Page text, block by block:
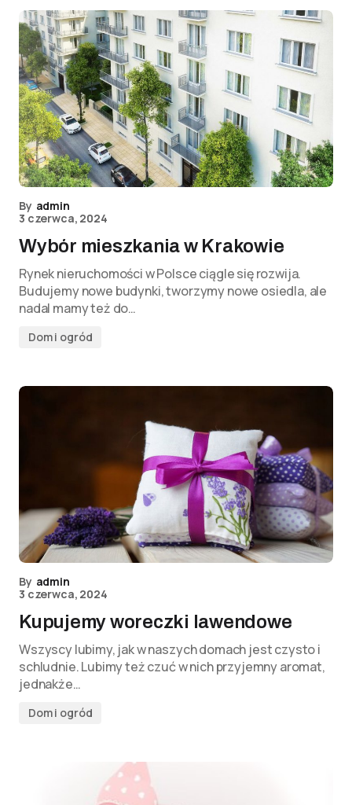
By admin
3 czerwca, 2024
Wybór mieszkania w Krakowie
Rynek nieruchomości w Polsce ciągle się rozwija.
Budujemy nowe budynki, tworzymy nowe osiedla, ale
nadal mamy też do…
Dom i ogród
By admin
3 czerwca, 2024
Kupujemy woreczki lawendowe
Wszyscy lubimy, jak w naszych domach jest czysto i
schludnie. Lubimy też czuć w nich przyjemny aromat,
jednakże…
Dom i ogród